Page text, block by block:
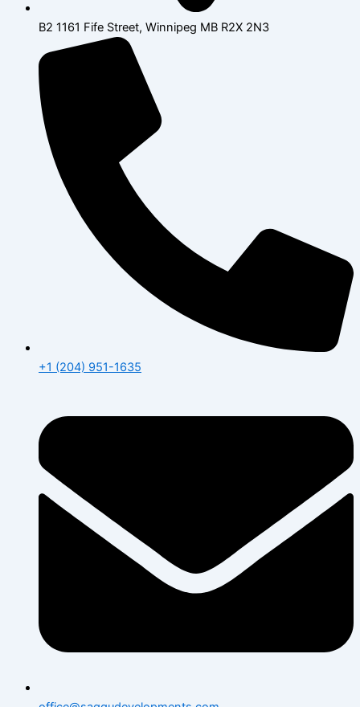
B2 1161 Fife Street, Winnipeg MB R2X 2N3
+1 (204) 951-1635